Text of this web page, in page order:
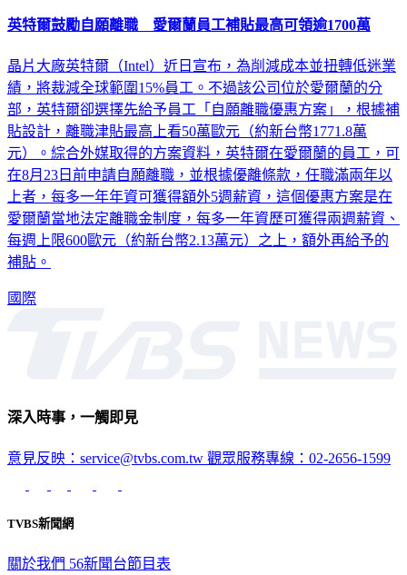
英特爾鼓勵自願離職 愛爾蘭員工補貼最高可領逾1700萬
晶片大廠英特爾（Intel）近日宣布，為削減成本並扭轉低迷業
績，將裁減全球範圍15%員工。不過該公司位於愛爾蘭的分
部，英特爾卻選擇先給予員工「自願離職優惠方案」，根據補
貼設計，離職津貼最高上看50萬歐元（約新台幣1771.8萬
元）。綜合外媒取得的方案資料，英特爾在愛爾蘭的員工，可
在8月23日前申請自願離職，並根據優離條款，任職滿兩年以
上者，每多一年年資可獲得額外5週薪資，這個優惠方案是在
愛爾蘭當地法定離職金制度，每多一年資歷可獲得兩週薪資、
每週上限600歐元（約新台幣2.13萬元）之上，額外再給予的
補貼。
國際
深入時事，一觸即見
意見反映：service@tvbs.com.tw 觀眾服務專線：02-2656-1599
TVBS新聞網
關於我們 56新聞台節目表